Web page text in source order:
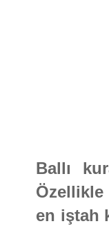
Ballı
en iştah